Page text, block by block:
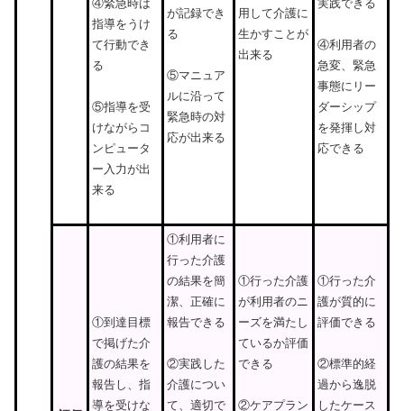
④緊急時は
指導をうけ
て行動でき
る
⑤指導を受
けながらコ
ンピュータ
ー入力が出
来る
が記録でき
る
⑤マニュア
ルに沿って
緊急時の対
応が出来る
用して介護に
生かすことが
出来る
実践できる
④利用者の
急変、緊急
事態にリー
ダーシップ
を発揮し対
応できる
①到達目標
で掲げた介
護の結果を
報告し、指
導を受けな
①利用者に
行った介護
の結果を簡
潔、正確に
報告できる
②実践した
介護につい
て、適切で
①行った介護
が利用者のニ
ーズを満たし
ているか評価
できる
②ケアプラン
①行った介
護が質的に
評価できる
②標準的経
過から逸脱
したケース